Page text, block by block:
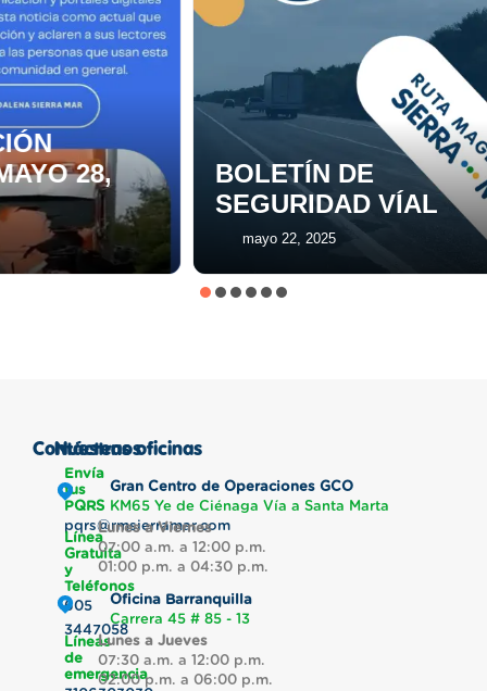
28,
BOLETÍN DE
SEGURIDAD VÍAL
mayo 22, 2025
Contáctenos
Envía
tus
PQRS
pqrs@rmsierramar.com
Línea
Gratuita
y
Teléfonos
605
3447058
Líneas
de
emergencia
Nuestras oficinas
Gran Centro de Operaciones GCO
KM65 Ye de Ciénaga Vía a Santa Marta
Lunes a Viernes
07:00 a.m. a 12:00 p.m.
01:00 p.m. a 04:30 p.m.
Oficina Barranquilla
Carrera 45 # 85 - 13
Lunes a Jueves
07:30 a.m. a 12:00 p.m.
02:00 p.m. a 06:00 p.m.